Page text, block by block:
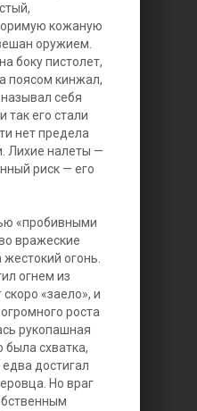
кожаную
оружием.
боку пистолет,
поясом кинжал,
себя
так его стали
нет предела
Лихие налеты —
риск — его
«пробивными
вражеские
огонь.
огнем из
«заело», и
роста
рукопашная
была схватка,
достигал
Но враг